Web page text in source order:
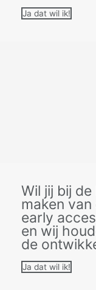
Ja dat wil ik!
Wil jij bij
maken
early
en wij
de
Ja dat wil ik!